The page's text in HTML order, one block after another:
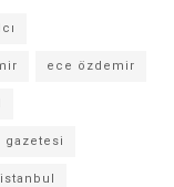
ece özdemir
gazetesi
istanbul